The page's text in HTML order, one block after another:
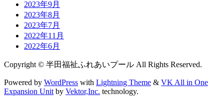
2023年9月
2023年8月
2023年7月
2022年11月
2022年6月
Copyright © 半田福祉ふれあいプール All Rights Reserved.
Powered by WordPress with Lightning Theme & VK All in One
Expansion Unit by Vektor,Inc. technology.